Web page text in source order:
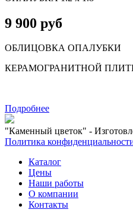
9 900 руб
ОБЛИЦОВКА ОПАЛУБКИ
КЕРАМОГРАНИТНОЙ
Подробнее
"Каменный цветок" -
Политика
Каталог
Цены
Наши работы
О компании
Контакты